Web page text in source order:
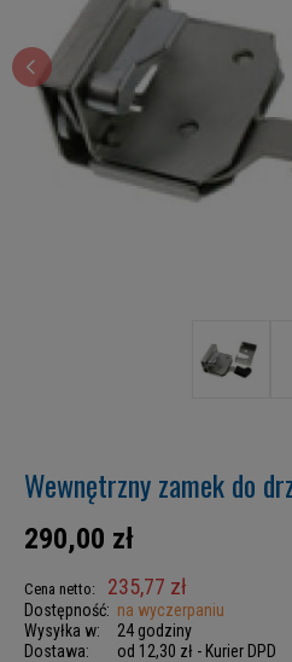
Wewnętrzny zamek do
290,00 zł
Cena netto: 235,77 zł
Dostępność: na wyczerpaniu
Wysyłka w:
24 godziny
Dostawa:
od 12,30 zł - Kurier DPD